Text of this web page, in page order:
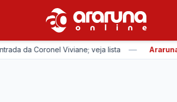
da Coronel Viviane; veja lista — Araruna: